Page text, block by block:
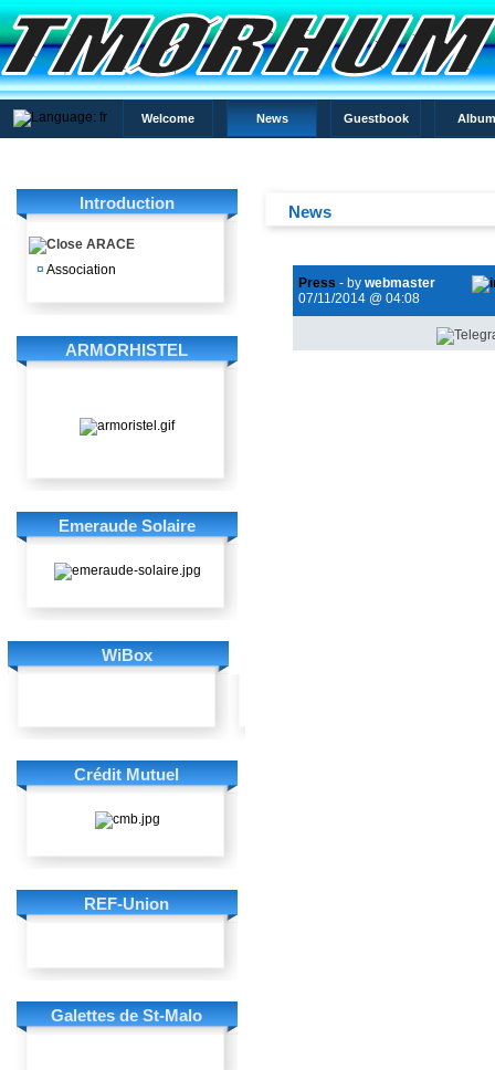
Welcome News Guestbook
Introduction
ARACE
¤ Association
ARMORHISTEL
Emeraude Solaire
WiBox
Crédit Mutuel
REF-Union
Galettes de St-Malo
News
Press - by webmaster
07/11/2014 @ 04:08